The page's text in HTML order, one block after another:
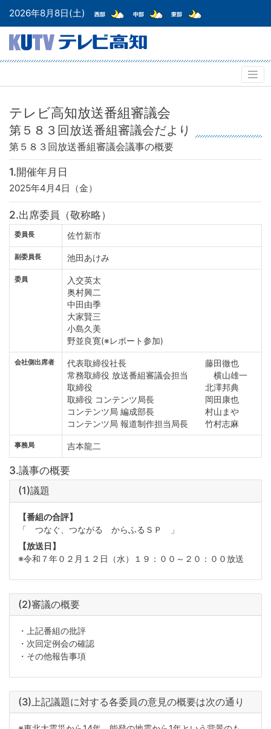
2026年8月8日(土)
テレビ高知放送番組審議会
第５８３回放送番組審議会だより
第５８３回放送番組審議会議事の概要
1.開催年月日
2025年4月4日（金）
2.出席委員（敬称略）
委員長 佐竹新市
副委員長 池田あけみ
委員
入交英太
奥村興二
中田由季
大家賢三
小島久美
野並良寛(※レポート参加)
会社側出席者
代表取締役社長 藤田徹也
常務取締役 放送番組審議会担当 横山雄一
取締役 北澤邦典
取締役 コンテンツ局長 岡田康也
コンテンツ局 編成部長 村山まや
コンテンツ局 報道制作担当局長 竹村志麻
事務局 吉本龍二
3.議事の概要
(1)議題
【番組の合評】
「 つなぐ、つながる からふるＳＰ 」
【放送日】
※令和７年０２月１２日（水）１９：００～２０：００放送
(2)審議の概要
・上記番組の批評
・次回定例会の確認
・その他報告事項
(3)上記議題に対する各委員の意見の概要は次の通り